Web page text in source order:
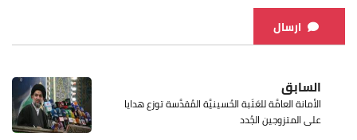
ارسال
السابق
الأمانة العامَّة للعَتَبة الحُسينيَّة المُقدَّسة توزع هدايا
على المتزوجين الجُدد